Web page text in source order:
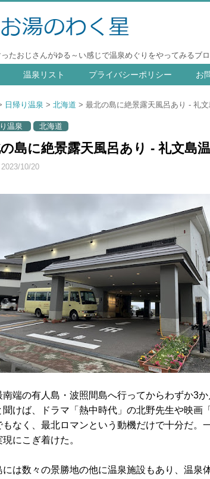
たおじさんがゆる～い感じで温泉めぐりをやってみるブロ
温泉リスト プライバシーポリシー お
日帰り温泉 北海道 最北の島に絶景露天風呂あり - 礼
温泉 北海道
島に絶景露天風呂あり - 礼文島
10/20
南端の有人島・波照間島へ行ってからわずか3
聞けば、ドラマ「熱中時代」の北野先生や映画
もなく、最北ロマンという動機だけで十分だ。
現にこぎ着けた。
には数々の景勝地の他に温泉施設もあり、温泉